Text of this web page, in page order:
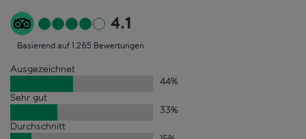
4.1
Basierend auf 1.265 Bewertungen
Ausgezeichnet
44%
Sehr gut
33%
Durchschnitt